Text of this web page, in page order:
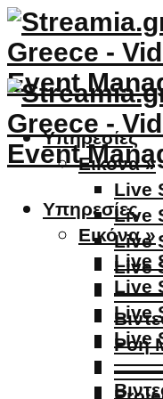
Υπηρεσίες
Εικόνα »
Live
Live
Live
Live
Ροή
Υπηρεσίες
Εικόνα »
Live
Live
Live
Live